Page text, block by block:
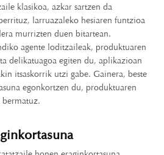
klasikoa, azkar sartzen da
larruazaleko hesiaren funtzioa
murrizten duen bitartean.
agente loditzaileak, produktuaren
delikatuagoa egiten du, aplikazioan
itsaskorrik utzi gabe. Gainera, beste
egonkortzen du, produktuaren